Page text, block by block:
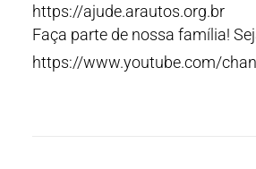
https://ajude.arautos.org.br
Faça parte de nossa família!
https://www.youtube.com/